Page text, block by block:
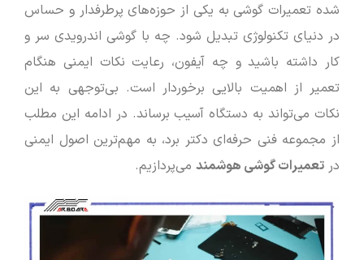
شده تعمیرات گوشی به یکی از حوزه‌های پرطرفدار و حساس
در دنیای تکنولوژی تبدیل شود. چه با گوشی اندرویدی سر و
کار داشته باشید و چه آیفون، رعایت نکات ایمنی هنگام
تعمیر از اهمیت بالایی برخوردار است. بی‌توجهی به این
نکات می‌تواند به دستگاه آسیب برساند. در ادامه این مطلب
از مجموعه فنی حرفه‌ای دکتر برد، به مهم‌ترین اصول ایمنی
در تعمیرات گوشی ‌هوشمند می‌پردازیم.